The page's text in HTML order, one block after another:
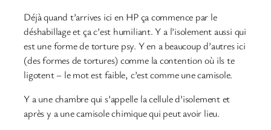
Déjà quand t’arrives ici en HP ça commence par le
déshabillage et ça c’est humiliant. Y a l’isolement aussi qui
est une forme de torture psy. Y en a beaucoup d’autres ici
(des formes de tortures) comme la contention où ils te
ligotent – le mot est faible, c’est comme une camisole.
Y a une chambre qui s’appelle la cellule d’isolement et
après y a une camisole chimique qui peut avoir lieu.